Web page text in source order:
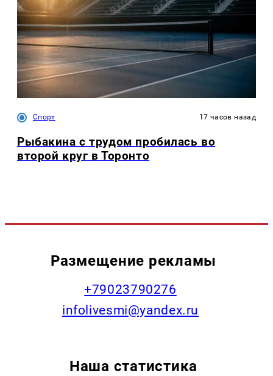
Спорт 17 часов назад
Рыбакина с трудом пробилась во
второй круг в Торонто
Размещение рекламы
+79023790276
infolivesmi@yandex.ru
Наша статистика